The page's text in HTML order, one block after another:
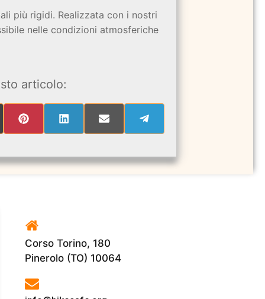
più rigidi. Realizzata con i nostri
nelle condizioni atmosferiche
articolo:
SHARE
SHARE
SHARE
SHARE
Corso Torino, 180
Pinerolo (TO) 10064